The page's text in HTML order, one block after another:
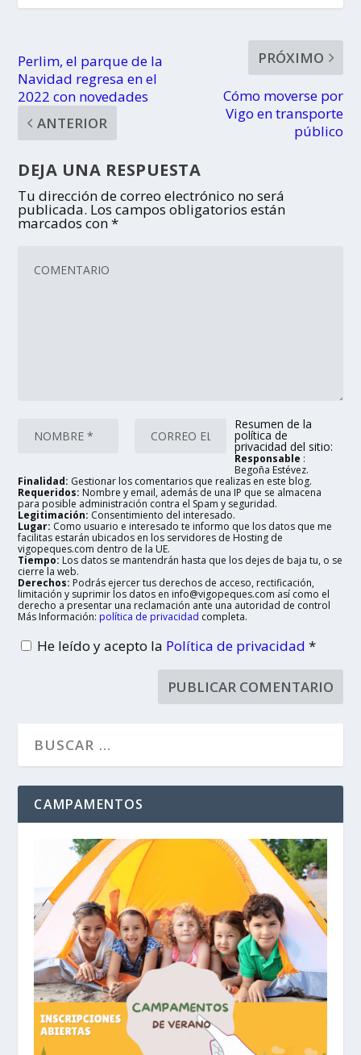
Perlim, el parque de la
Navidad regresa en el
2022 con novedades
ANTERIOR
PRÓXIMO
Cómo moverse por
Vigo en transporte
público
DEJA UNA RESPUESTA
Tu dirección de correo electrónico no será
publicada. Los campos obligatorios están
marcados con*
Resumen de la
política de
privacidad del sitio:
Responsable :
Begoña Estévez.
Finalidad: Gestionar los comentarios que realizas en este blog.
Requeridos: Nombre y email, además de una IP que se almacena
para posible administración contra el Spam y seguridad.
Legitimación: Consentimiento del interesado.
Lugar: Como usuario e interesado te informo que los datos que me
facilitas estarán ubicados en los servidores de Hosting de
vigopeques.com dentro de la UE.
Tiempo: Los datos se mantendrán hasta que los dejes de baja tu, o se
cierre la web.
Derechos: Podrás ejercer tus derechos de acceso, rectificación,
limitación y suprimir los datos en info@vigopeques.com así como el
derecho a presentar una reclamación ante una autoridad de control
Más Información: política de privacidad completa.
He leído y acepto la Política de privacidad*
CAMPAMENTOS